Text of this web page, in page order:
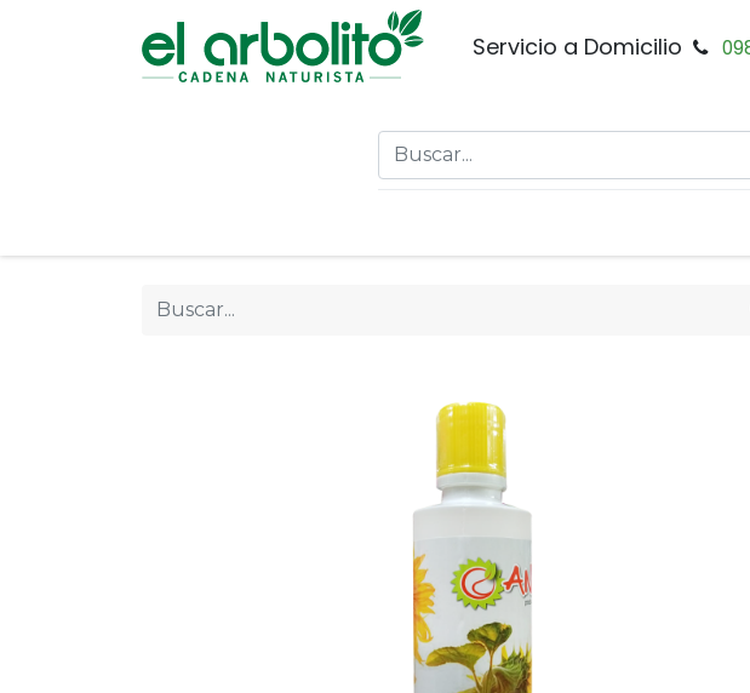
Servicio a Domicilio